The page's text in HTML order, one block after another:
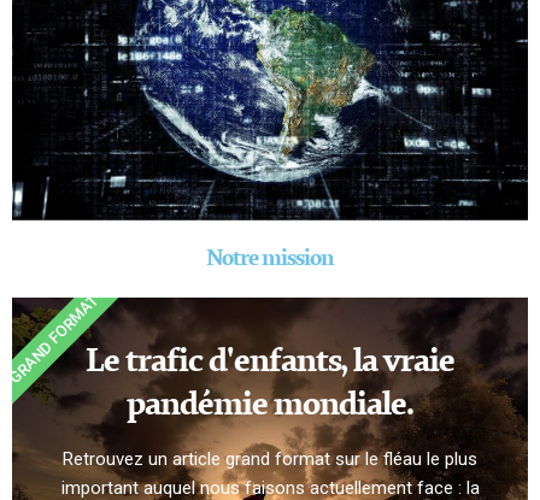
Notre mission
Le trafic d'enfants, la vraie
pandémie mondiale.
Retrouvez un article grand format sur le fléau le plus
important auquel nous faisons actuellement face : la
GRAND FORMAT